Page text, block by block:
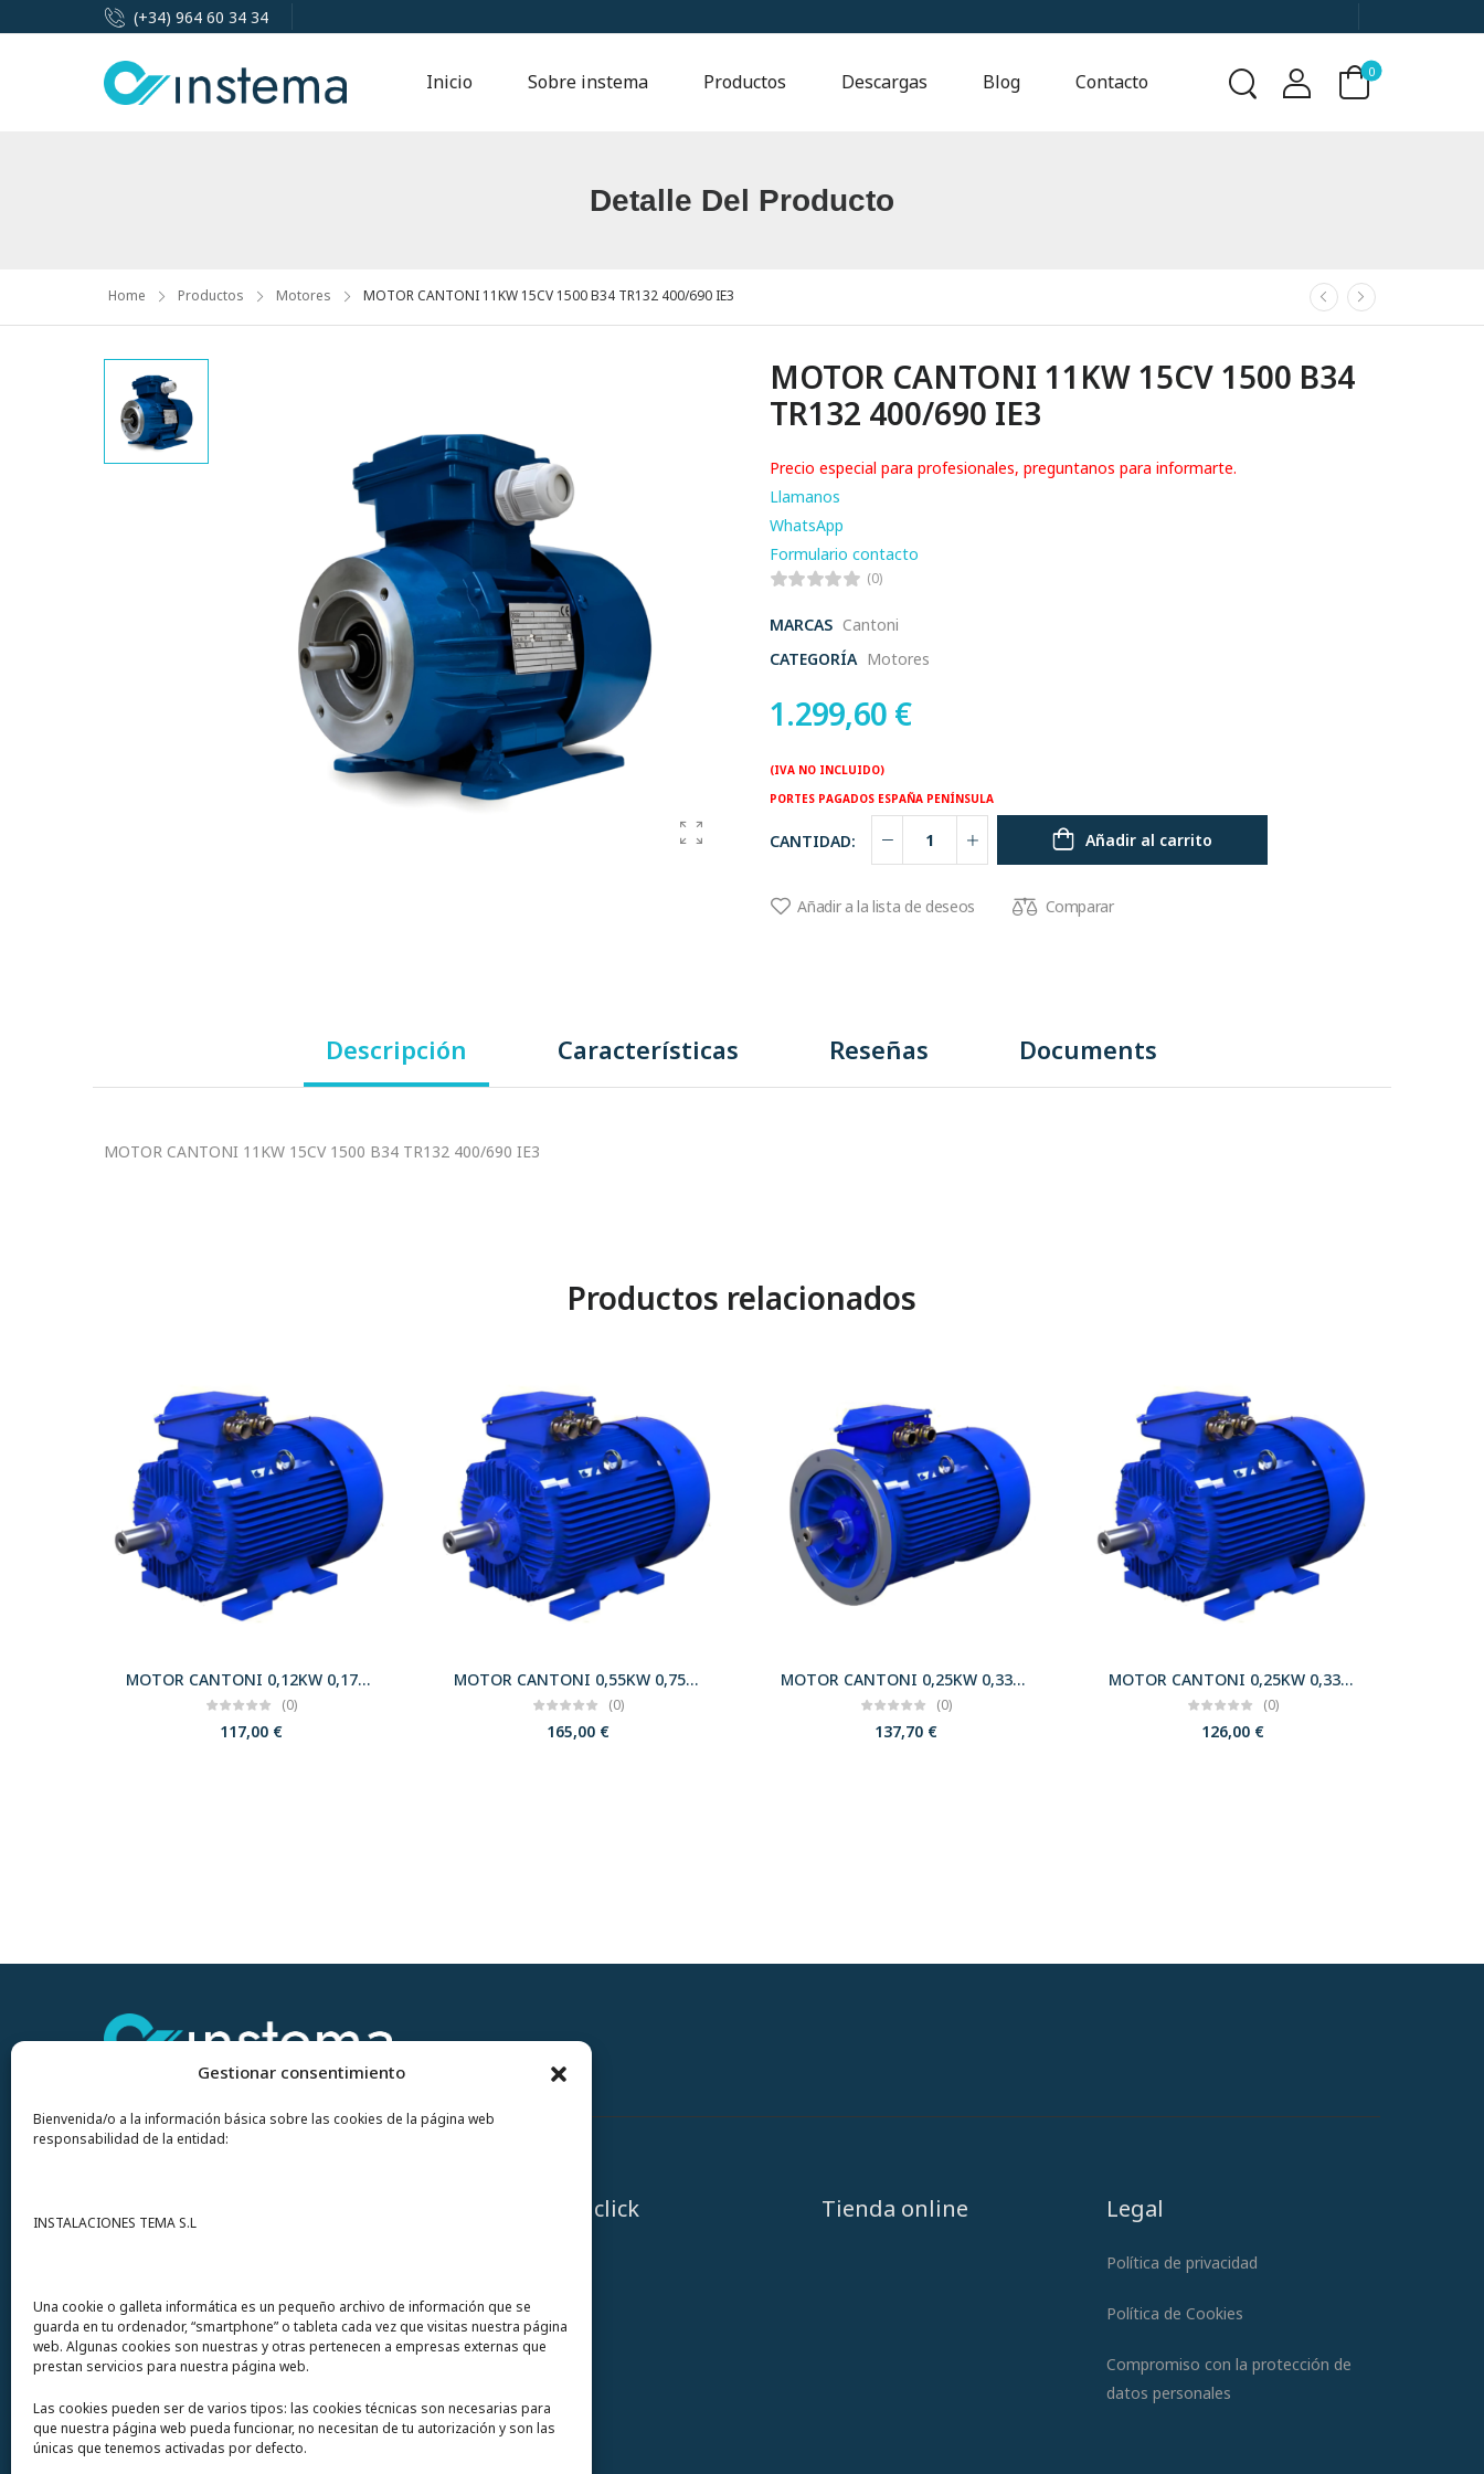
Gestionar consentimiento
Bienvenida/o a la información básica sobre las cookies de la página web
responsabilidad de la entidad:
INSTALACIONES TEMA S.L
Una cookie o galleta informática es un pequeño archivo de información que se
guarda en tu ordenador, “smartphone” o tableta cada vez que visitas nuestra página
web. Algunas cookies son nuestras y otras pertenecen a empresas externas que
prestan servicios para nuestra página web.
Las cookies pueden ser de varios tipos: las cookies técnicas son necesarias para
que nuestra página web pueda funcionar, no necesitan de tu autorización y son las
únicas que tenemos activadas por defecto.
(+34) 964 60 34 34
Inicio Sobre instema Productos Descargas Blog Contacto 0
Detalle Del Producto
Home Productos Motores MOTOR CANTONI 11KW 15CV 1500 B34 TR132 400/690 IE3
MOTOR CANTONI 11KW 15CV 1500 B34
TR132 400/690 IE3
Precio especial para profesionales, preguntanos para informarte.
Llamanos
WhatsApp
Formulario contacto
(0)
MARCAS Cantoni
CATEGORÍA Motores
1.299,60 €
(IVA NO INCLUIDO)
PORTES PAGADOS ESPAÑA PENÍNSULA
CANTIDAD: Añadir al carrito
Añadir a la lista de deseos Comparar
Descripción Características Reseñas Documents
MOTOR CANTONI 11KW 15CV 1500 B34 TR132 400/690 IE3
Productos relacionados
MOTOR CANTONI 0,12KW 0,17CV 3000 B3 T56 230/400 IE2
(0)
117,00 €
MOTOR CANTONI 0,55KW 0,75CV 3000 B3 T71 230/400 IE2
(0)
165,00 €
MOTOR CANTONI 0,25KW 0,33CV 3000 B5 T63 230/400 IE2
(0)
137,70 €
MOTOR CANTONI 0,25KW 0,33CV 3000 B3 T63 230/400 IE2
(0)
126,00 €
S.L. Avda del Mar 72
12200 Onda (Castellón) España
Urgencias y whatsapp649 406 493
A un click Tienda online Legal
Política de privacidad
Política de Cookies
Compromiso con la protección de
datos personales